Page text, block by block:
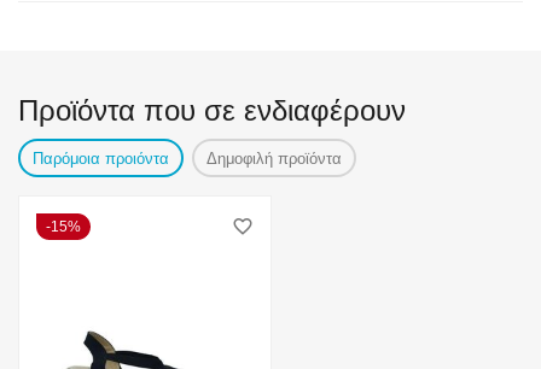
Προϊόντα που σε ενδιαφέρουν
Παρόμοια προιόντα Δημοφιλή προϊόντα
15%